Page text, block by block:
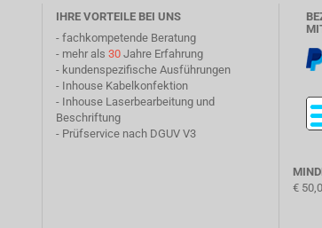
IHRE VORTEILE BEI UNS
- fachkompetende Beratung
- mehr als 30Jahre Erfahrung
- kundenspezifische Ausführungen
- Inhouse Kabelkonfektion
- Inhouse Laserbearbeitung und
Beschriftung
- Prüfservice nach DGUV V3
€